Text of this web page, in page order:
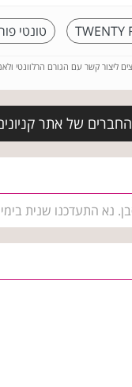
TWENTY טונטי
ליצור קשר עם הגורם הרלוונטי
של אתר
נא התעדכנו שנית